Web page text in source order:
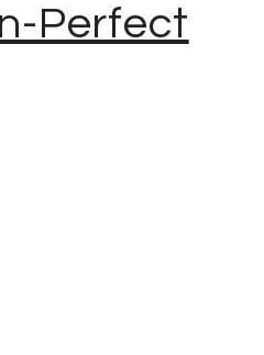
Perfect